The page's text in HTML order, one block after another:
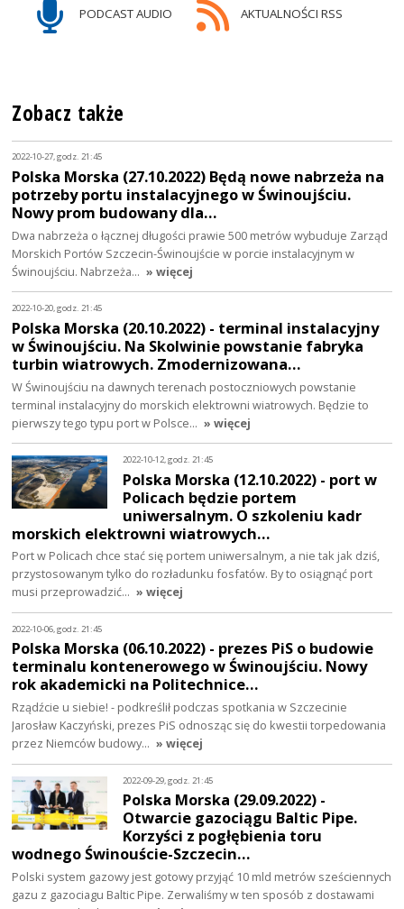
PODCAST AUDIO AKTUALNOŚCI RSS
Zobacz także
2022-10-27, godz. 21:45
Polska Morska (27.10.2022) Będą nowe nabrzeża na
potrzeby portu instalacyjnego w Świnoujściu.
Nowy prom budowany dla…
Dwa nabrzeża o łącznej długości prawie 500 metrów wybuduje Zarząd
Morskich Portów Szczecin-Świnoujście w porcie instalacyjnym w
Świnoujściu. Nabrzeża… » więcej
2022-10-20, godz. 21:45
Polska Morska (20.10.2022) - terminal instalacyjny
w Świnoujściu. Na Skolwinie powstanie fabryka
turbin wiatrowych. Zmodernizowana…
W Świnoujściu na dawnych terenach postoczniowych powstanie
terminal instalacyjny do morskich elektrowni wiatrowych. Będzie to
pierwszy tego typu port w Polsce… » więcej
2022-10-12, godz. 21:45
Polska Morska (12.10.2022) - port w
Policach będzie portem
uniwersalnym. O szkoleniu kadr
morskich elektrowni wiatrowych…
Port w Policach chce stać się portem uniwersalnym, a nie tak jak dziś,
przystosowanym tylko do rozładunku fosfatów. By to osiągnąć port
musi przeprowadzić… » więcej
2022-10-06, godz. 21:45
Polska Morska (06.10.2022) - prezes PiS o budowie
terminalu kontenerowego w Świnoujściu. Nowy
rok akademicki na Politechnice…
Rządźcie u siebie! - podkreślił podczas spotkania w Szczecinie
Jarosław Kaczyński, prezes PiS odnosząc się do kwestii torpedowania
przez Niemców budowy… » więcej
2022-09-29, godz. 21:45
Polska Morska (29.09.2022) -
Otwarcie gazociągu Baltic Pipe.
Korzyści z pogłębienia toru
wodnego Świnouście-Szczecin…
Polski system gazowy jest gotowy przyjąć 10 mld metrów sześciennych
gazu z gazociagu Baltic Pipe. Zerwaliśmy w ten sposób z dostawami